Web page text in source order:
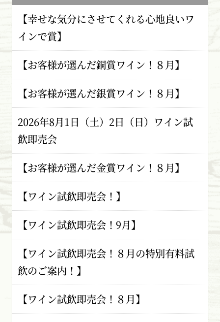
【幸せな気分にさせてくれる心地良いワ
インで賞】
【お客様が選んだ銅賞ワイン！８月】
【お客様が選んだ銀賞ワイン！８月】
2026年8月1日（土）2日（日）ワイン試
飲即売会
【お客様が選んだ金賞ワイン！８月】
【ワイン試飲即売会！】
【ワイン試飲即売会！9月】
【ワイン試飲即売会！８月の特別有料試
飲のご案内！】
【ワイン試飲即売会！８月】